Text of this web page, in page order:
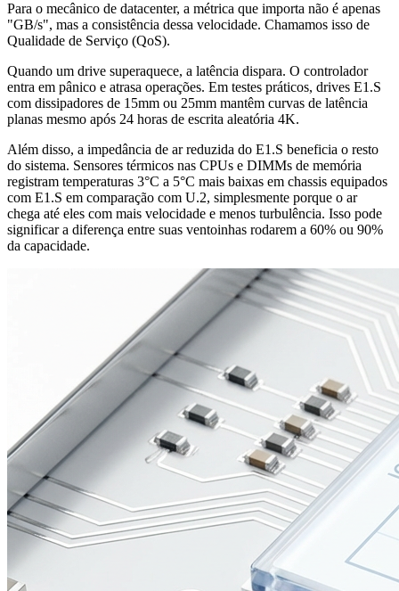
Para o mecânico de datacenter, a métrica que importa não é apenas
"GB/s", mas a consistência dessa velocidade. Chamamos isso de
Qualidade de Serviço (QoS).
Quando um drive superaquece, a latência dispara. O controlador
entra em pânico e atrasa operações. Em testes práticos, drives E1.S
com dissipadores de 15mm ou 25mm mantêm curvas de latência
planas mesmo após 24 horas de escrita aleatória 4K.
Além disso, a impedância de ar reduzida do E1.S beneficia o resto
do sistema. Sensores térmicos nas CPUs e DIMMs de memória
registram temperaturas 3°C a 5°C mais baixas em chassis equipados
com E1.S em comparação com U.2, simplesmente porque o ar
chega até eles com mais velocidade e menos turbulência. Isso pode
significar a diferença entre suas ventoinhas rodarem a 60% ou 90%
da capacidade.